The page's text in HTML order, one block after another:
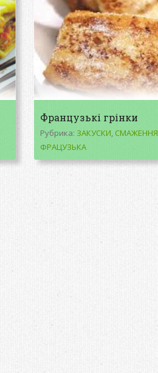
Французькі грінки
Рубрика: ЗАКУСКИ, СМАЖЕННЯ
ФРАЦУЗЬКА